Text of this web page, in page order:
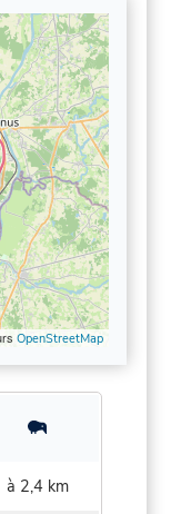
OpenStreetMap
à 2,4 km